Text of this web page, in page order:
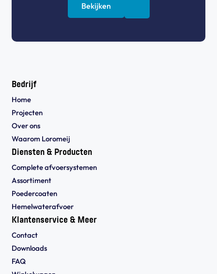
Bekijken
Bedrijf
Home
Projecten
Over ons
Waarom Loromeij
Diensten & Producten
Complete afvoersystemen
Assortiment
Poedercoaten
Hemelwaterafvoer
Klantenservice & Meer
Contact
Downloads
FAQ